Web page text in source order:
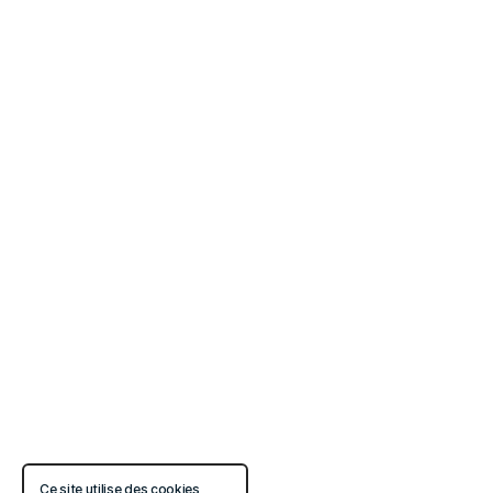
Ce site utilise des cookies